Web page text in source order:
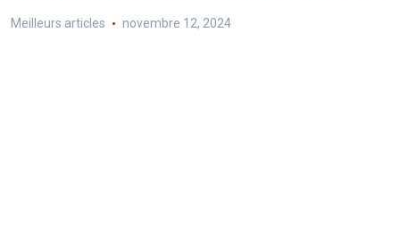
Meilleurs articles novembre 12, 2024